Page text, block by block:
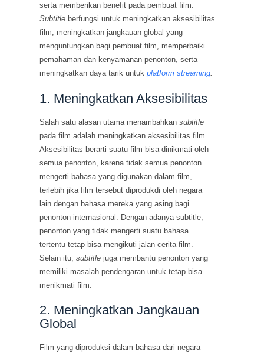
serta memberikan benefit pada pembuat film.
Subtitle berfungsi untuk meningkatkan aksesibilitas
film, meningkatkan jangkauan global yang
menguntungkan bagi pembuat film, memperbaiki
pemahaman dan kenyamanan penonton, serta
meningkatkan daya tarik untukplatform streaming.
1. Meningkatkan Aksesibilitas
Salah satu alasan utama menambahkansubtitle
pada film adalah meningkatkan aksesibilitas film.
Aksesibilitas berarti suatu film bisa dinikmati oleh
semua penonton, karena tidak semua penonton
mengerti bahasa yang digunakan dalam film,
terlebih jika film tersebut diprodukdi oleh negara
lain dengan bahasa mereka yang asing bagi
penonton internasional. Dengan adanya subtitle,
penonton yang tidak mengerti suatu bahasa
tertentu tetap bisa mengikuti jalan cerita film.
Selain itu,subtitle juga membantu penonton yang
memiliki masalah pendengaran untuk tetap bisa
menikmati film.
2. Meningkatkan Jangkauan
Global
Film yang diproduksi dalam bahasa dari negara